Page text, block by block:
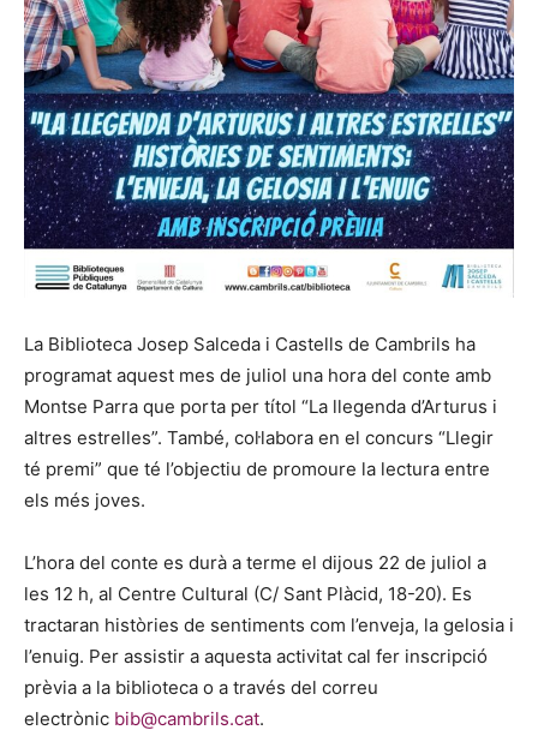
La Biblioteca Josep Salceda i Castells de Cambrils ha
programat aquest mes de juliol una hora del conte amb
Montse Parra que porta per títol “La llegenda d’Arturus i
altres estrelles”. També, col·labora en el concurs “Llegir
té premi” que té l’objectiu de promoure la lectura entre
els més joves.
L’hora del conte es durà a terme el dijous 22 de juliol a
les 12 h, al Centre Cultural (C/ Sant Plàcid, 18-20). Es
tractaran històries de sentiments com l’enveja, la gelosia i
l’enuig. Per assistir a aquesta activitat cal fer inscripció
prèvia a la biblioteca o a través del correu
electrònic bib@cambrils.cat.